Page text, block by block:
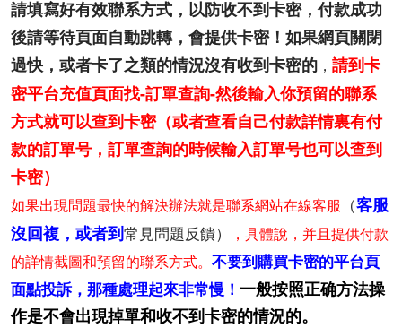
請填寫好有效聯系方式，以防收不到卡密，付款成功
後請等待頁面自動跳轉，會提供卡密！ 如果網頁關閉
過快，或者卡了之類的情況沒有收到卡密的 ， 請到卡
密平台充值頁面找-訂單查詢-然後輸入你預留的聯系
方式就可以查到卡密（或者查看自己付款詳情裏有付
款的訂單号，訂單查詢的時候輸入訂單号也可以查到
卡密）
如果出現問題最快的解決辦法就是聯系網站在線客服 （客服
沒回複，或者到常見問題反饋）
，具體說，并且提供付款
的詳情截圖和預留的聯系方式。 不要到購買卡密的平台頁
面點投訴，那種處理起來非常慢！ 一般按照正确方法操
作是不會出現掉單和收不到卡密的情況的。